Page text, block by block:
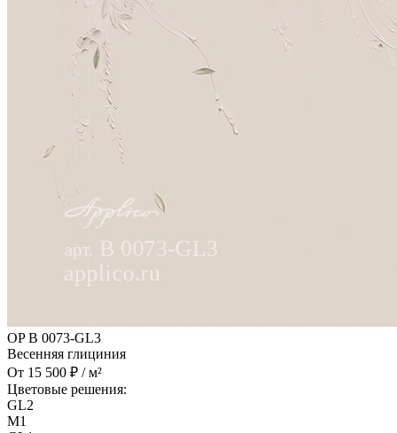
OP B 0073-GL3
Весенняя глициния
От 15 500 ₽ / м²
Цветовые решения:
GL2
M1